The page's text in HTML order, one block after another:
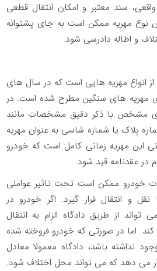
سند معتبر و امکان انتقال قطعی
نوع مهریه ممکن است به جای پشتوانه
و اطاله دادرسی شود.
انواع مهریه هایی است که در سال های
مهریه های سنگین مطرح شده است. در
مشخص با ذکر دقیق مشخصات مانند
پلاک یا شماره شاسی به عنوان مهریه
این مهریه زمانی کامل است که خودرو
در عقدنامه قید شود.
خودرو ممکن است تحت تاثیر عواملی
و انتقال قرار گیرد. اگر خودرو در
از طریق دادگاه الزام به انتقال
اما در صورتی که خودرو فروخته شده
نداشته باشد، دادگاه معمولا معادل
می دهد که می تواند محل اختلاف شود.